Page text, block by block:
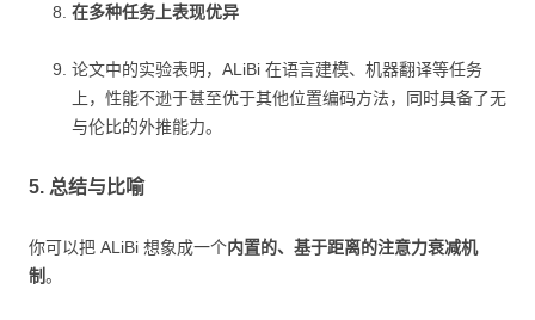
在多种任务上表现优异
论文中的实验表明，ALiBi 在语言建模、机器翻译等任务
上，性能不逊于甚至优于其他位置编码方法，同时具备了无
与伦比的外推能力。
5. 总结与比喻
你可以把 ALiBi 想象成一个内置的、基于距离的注意力衰减机
制。